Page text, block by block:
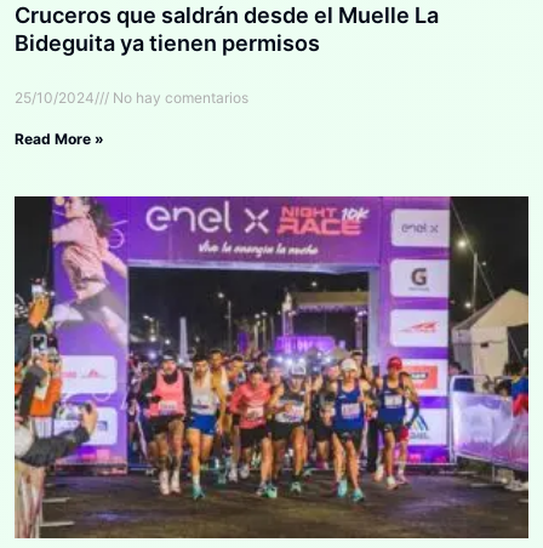
Cruceros que saldrán desde el Muelle La
Bideguita ya tienen permisos
25/10/2024 No hay comentarios
Read More »